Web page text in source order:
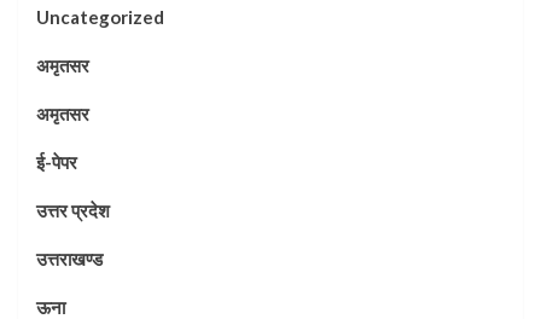
Uncategorized
अमृतसर
अमृतसर
ई-पेपर
उत्तर प्रदेश
उत्तराखण्ड
ऊना